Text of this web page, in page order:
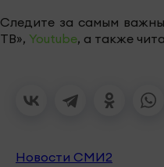
Следите за самым
ТВ», Youtube, а также
Новости СМИ2